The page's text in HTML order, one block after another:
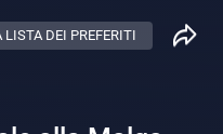
DEI PREFERITI